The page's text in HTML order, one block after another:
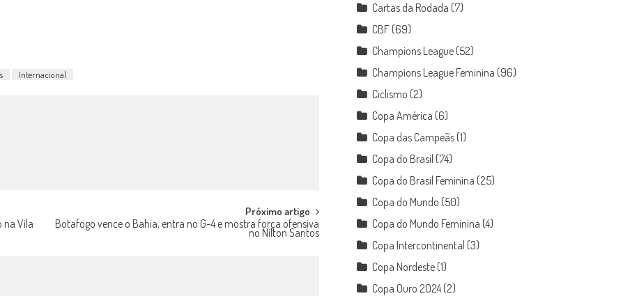
Internacional
na Vila
Próximo artigo
Botafogo vence o Bahia, entra no G-4 e mostra força ofensiva
no Nilton Santos
Cartas da Rodada (7)
CBF (69)
Champions League (52)
Champions League Feminina (96)
Ciclismo (2)
Copa América (6)
Copa das Campeãs (1)
Copa do Brasil (74)
Copa do Brasil Feminina (25)
Copa do Mundo (50)
Copa do Mundo Feminina (4)
Copa Intercontinental (3)
Copa Nordeste (1)
Copa Ouro 2024(2)